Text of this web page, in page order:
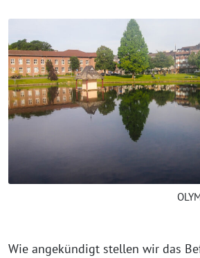
Wie angekündigt stellen wir das